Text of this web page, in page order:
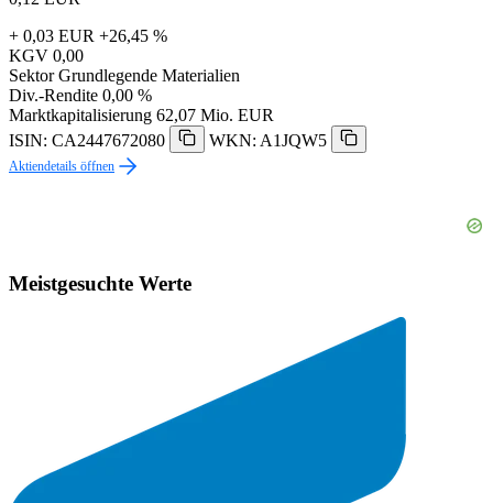
+ 0,03 EUR +26,45 %
KGV 0,00
Sektor Grundlegende Materialien
Div.-Rendite 0,00 %
Marktkapitalisierung 62,07 Mio. EUR
ISIN: CA2447672080
WKN: A1JQW5
Aktiendetails öffnen
Meistgesuchte Werte